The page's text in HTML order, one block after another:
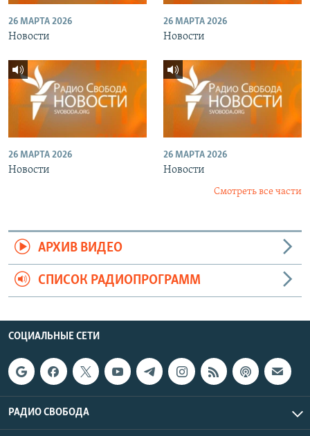
26 МАРТА 2026
Новости
26 МАРТА 2026
Новости
26 МАРТА 2026
Новости
26 МАРТА 2026
Новости
Смотреть все части
АРХИВ ВИДЕО
СПИСОК РАДИОПРОГРАММ
СОЦИАЛЬНЫЕ СЕТИ
РАДИО СВОБОДА